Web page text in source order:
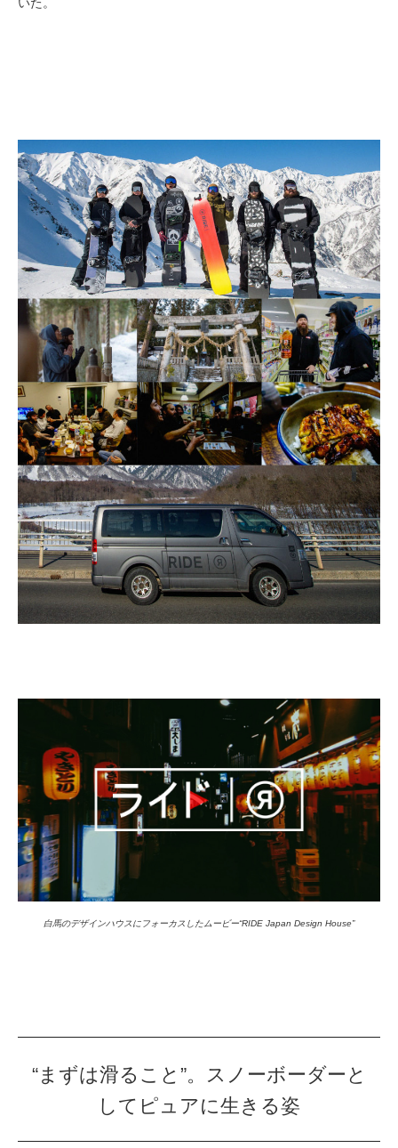
白馬のデザインハウスにフォーカスしたムービー“RIDE Japan Design House”
“まずは滑ること”。スノーボーダーと
してピュアに生きる姿